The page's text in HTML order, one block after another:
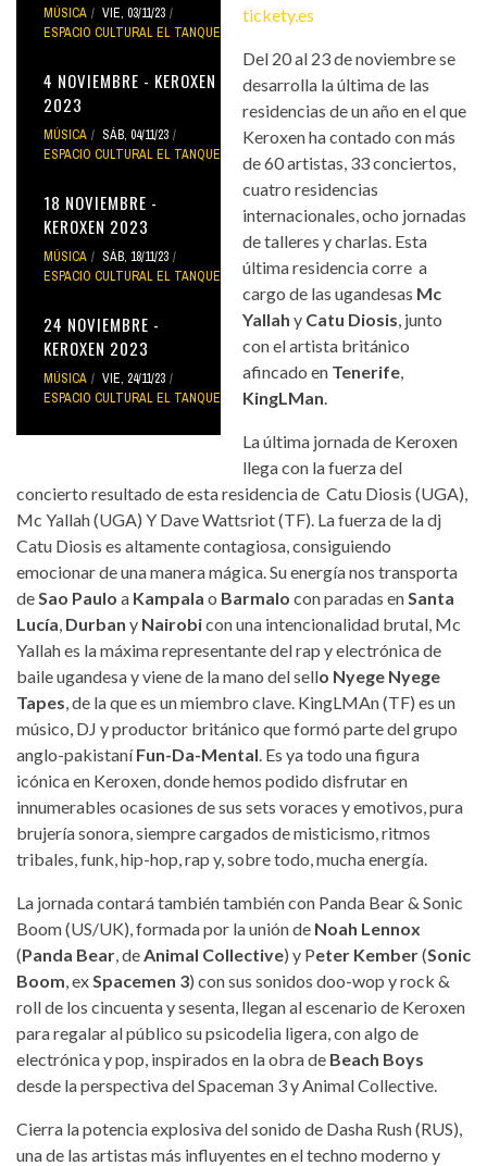
MÚSICA
VIE, 03/11/23
ESPACIO CULTURAL EL TANQUE
4 NOVIEMBRE - KEROXEN
2023
MÚSICA
SÁB, 04/11/23
ESPACIO CULTURAL EL TANQUE
18 NOVIEMBRE -
KEROXEN 2023
MÚSICA
SÁB, 18/11/23
ESPACIO CULTURAL EL TANQUE
24 NOVIEMBRE -
KEROXEN 2023
MÚSICA
VIE, 24/11/23
ESPACIO CULTURAL EL TANQUE
tickety.es
Del 20 al 23 de noviembre se
desarrolla la última de las
residencias de un año en el que
Keroxen ha contado con más
de 60 artistas, 33 conciertos,
cuatro residencias
internacionales, ocho jornadas
de talleres y charlas. Esta
última residencia corre a
cargo de las ugandesas Mc
Yallah y Catu Diosis, junto
con el artista británico
afincado en Tenerife,
KingLMan.
La última jornada de Keroxen
llega con la fuerza del
concierto resultado de esta residencia de Catu Diosis (UGA),
Mc Yallah (UGA) Y Dave Wattsriot (TF). La fuerza de la dj
Catu Diosis es altamente contagiosa, consiguiendo
emocionar de una manera mágica. Su energía nos transporta
deSao Paulo a Kampala o Barmalo con paradas enSanta
Lucía, Durban y Nairobicon una intencionalidad brutal, Mc
Yallah es la máxima representante del rap y electrónica de
baile ugandesa y viene de la mano del sello Nyege Nyege
Tapes, de la que es un miembro clave. KingLMAn (TF) es un
músico, DJ y productor británico que formó parte del grupo
anglo-pakistaníFun-Da-Mental. Es ya todo una figura
icónica en Keroxen, donde hemos podido disfrutar en
innumerables ocasiones de sus sets voraces y emotivos, pura
brujería sonora, siempre cargados de misticismo, ritmos
tribales, funk, hip-hop, rap y, sobre todo, mucha energía.
La jornada contará también también con Panda Bear & Sonic
Boom (US/UK), formada por la unión de Noah Lennox
(Panda Bear, deAnimal Collective) y Peter Kember(Sonic
Boom, exSpacemen 3) con sus sonidos doo-wop y rock &
roll de los cincuenta y sesenta, llegan al escenario de Keroxen
para regalar al público su psicodelia ligera, con algo de
electrónica y pop, inspirados en la obra de Beach Boys
desde la perspectiva del Spaceman 3 y Animal Collective.
Cierra la potencia explosiva del sonido de Dasha Rush (RUS),
una de las artistas más influyentes en el techno moderno y